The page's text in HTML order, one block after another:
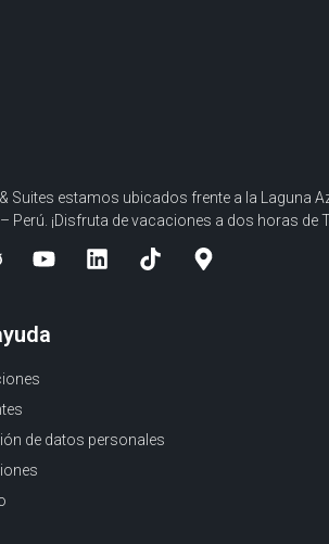
& Suites estamos ubicados frente a la Laguna
Perú. ¡Disfruta de vacaciones a dos horas de
de datos personales